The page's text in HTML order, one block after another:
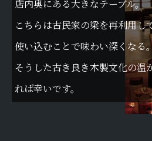
店内奥にある大きなテーブル。
こちらは古民家の梁を再利用し
使い込むことで味わい深くなる
そうした古き良き木製文化の温
れば幸いです。